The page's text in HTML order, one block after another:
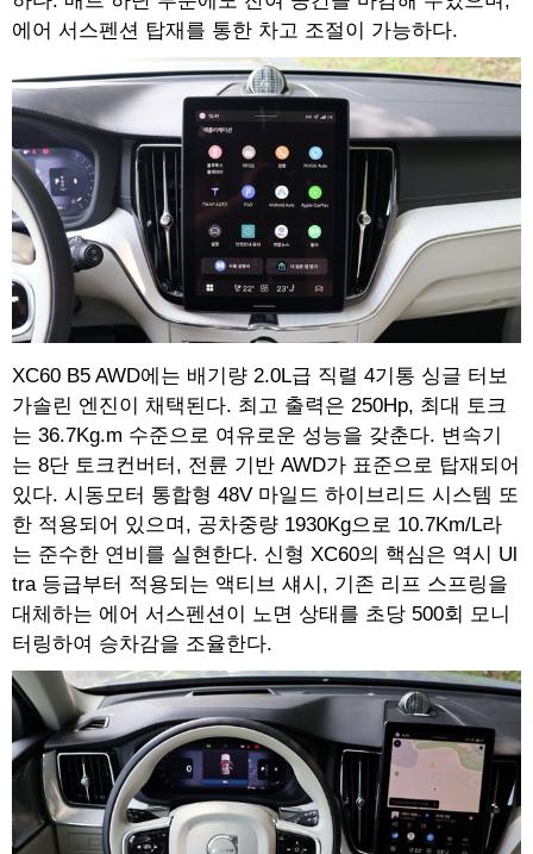
에어 서스펜션 탑재를 통한 차고 조절이 가능하다.
XC60 B5 AWD에는 배기량 2.0L급 직렬 4기통 싱글 터보
가솔린 엔진이 채택된다. 최고 출력은 250Hp, 최대 토크
는 36.7Kg.m 수준으로 여유로운 성능을 갖춘다. 변속기
는 8단 토크컨버터, 전륜 기반 AWD가 표준으로 탑재되어
있다. 시동모터 통합형 48V 마일드 하이브리드 시스템 또
한 적용되어 있으며, 공차중량 1930Kg으로 10.7Km/L라
는 준수한 연비를 실현한다. 신형 XC60의 핵심은 역시 Ul
tra 등급부터 적용되는 액티브 섀시, 기존 리프 스프링을
대체하는 에어 서스펜션이 노면 상태를 초당 500회 모니
터링하여 승차감을 조율한다.